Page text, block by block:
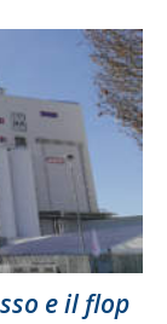
e il flop